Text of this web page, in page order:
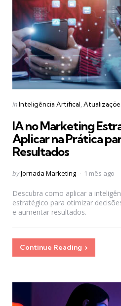
Categories
Posted
inInteligência Artifical
IA no Marketing
Aplicar na Prática
Resultados
Posted
byJornada Marketing 1 mês ago
Descubra como aplicar a
estratégico para otimizar
e aumentar resultados.
Continue Reading